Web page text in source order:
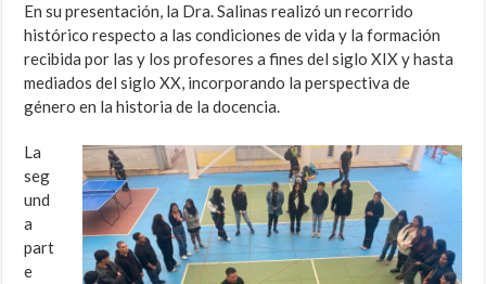
En su presentación, la Dra. Salinas realizó un recorrido
histórico respecto a las condiciones de vida y la formación
recibida por las y los profesores a fines del siglo XIX y hasta
mediados del siglo XX, incorporando la perspectiva de
género en la historia de la docencia.
La
seg
und
a
part
e